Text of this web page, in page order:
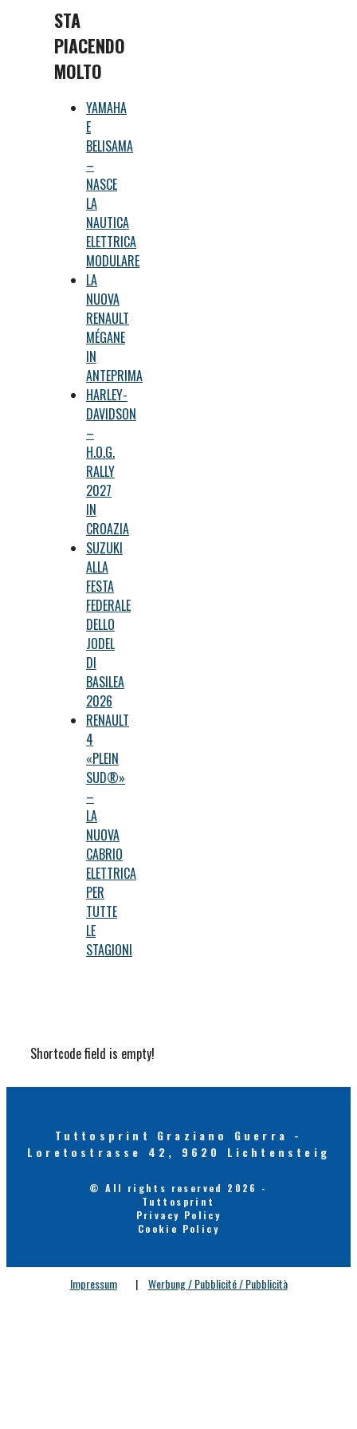
STA
PIACENDO
MOLTO
YAMAHA
E
BELISAMA
–
NASCE
LA
NAUTICA
ELETTRICA
MODULARE
LA
NUOVA
RENAULT
MÉGANE
IN
ANTEPRIMA
HARLEY-
DAVIDSON
–
H.O.G.
RALLY
2027
IN
CROAZIA
SUZUKI
ALLA
FESTA
FEDERALE
DELLO
JODEL
DI
BASILEA
2026
RENAULT
4
«PLEIN
SUD®»
–
LA
NUOVA
CABRIO
ELETTRICA
PER
TUTTE
LE
STAGIONI
Shortcode field is empty!
Tuttosprint Graziano Guerra -
Loretostrasse 42, 9620 Lichtensteig
© All rights reserved 2026 -
Tuttosprint
Privacy Policy
Cookie Policy
Impressum | Werbung / Pubblicité / Pubblicità